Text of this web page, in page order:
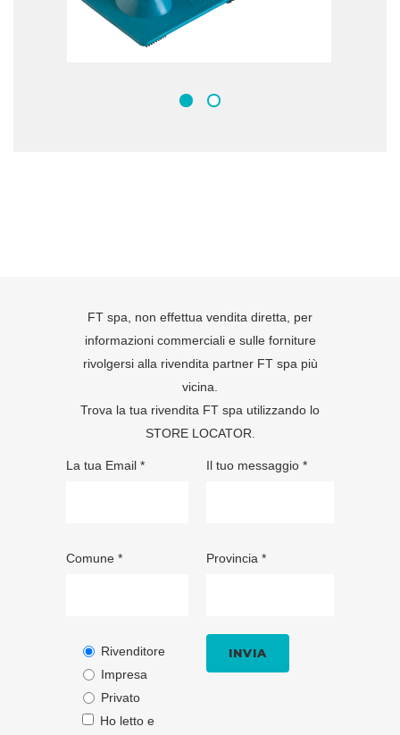
FT spa, non effettua vendita diretta, per
informazioni commerciali e sulle forniture
rivolgersi alla rivendita partner FT spa più
vicina.
Trova la tua rivendita FT spa utilizzando lo
STORE LOCATOR
La tua Email *
Comune *
Rivenditore
Impresa
Privato
Ho letto e
Il tuo messaggio *
Provincia *